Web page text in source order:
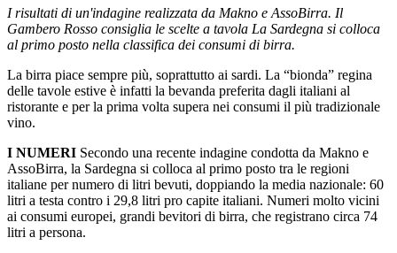
I risultati di un'indagine realizzata da Makno e AssoBirra. Il
Gambero Rosso consiglia le scelte a tavola La Sardegna si colloca
al primo posto nella classifica dei consumi di birra.
La birra piace sempre più, soprattutto ai sardi. La “bionda” regina
delle tavole estive è infatti la bevanda preferita dagli italiani al
ristorante e per la prima volta supera nei consumi il più tradizionale
vino.
I NUMERI Secondo una recente indagine condotta da Makno e
AssoBirra, la Sardegna si colloca al primo posto tra le regioni
italiane per numero di litri bevuti, doppiando la media nazionale: 60
litri a testa contro i 29,8 litri pro capite italiani. Numeri molto vicini
ai consumi europei, grandi bevitori di birra, che registrano circa 74
litri a persona.